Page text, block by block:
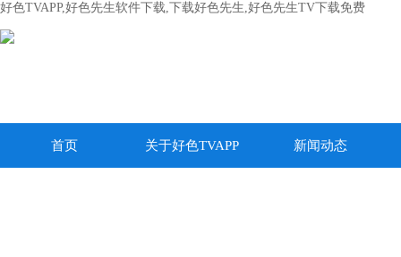
好色TVAPP,好色先生软件下载,下载好色先生,好色先生TV下载免费
首页 关于好色TVAPP 新闻动态